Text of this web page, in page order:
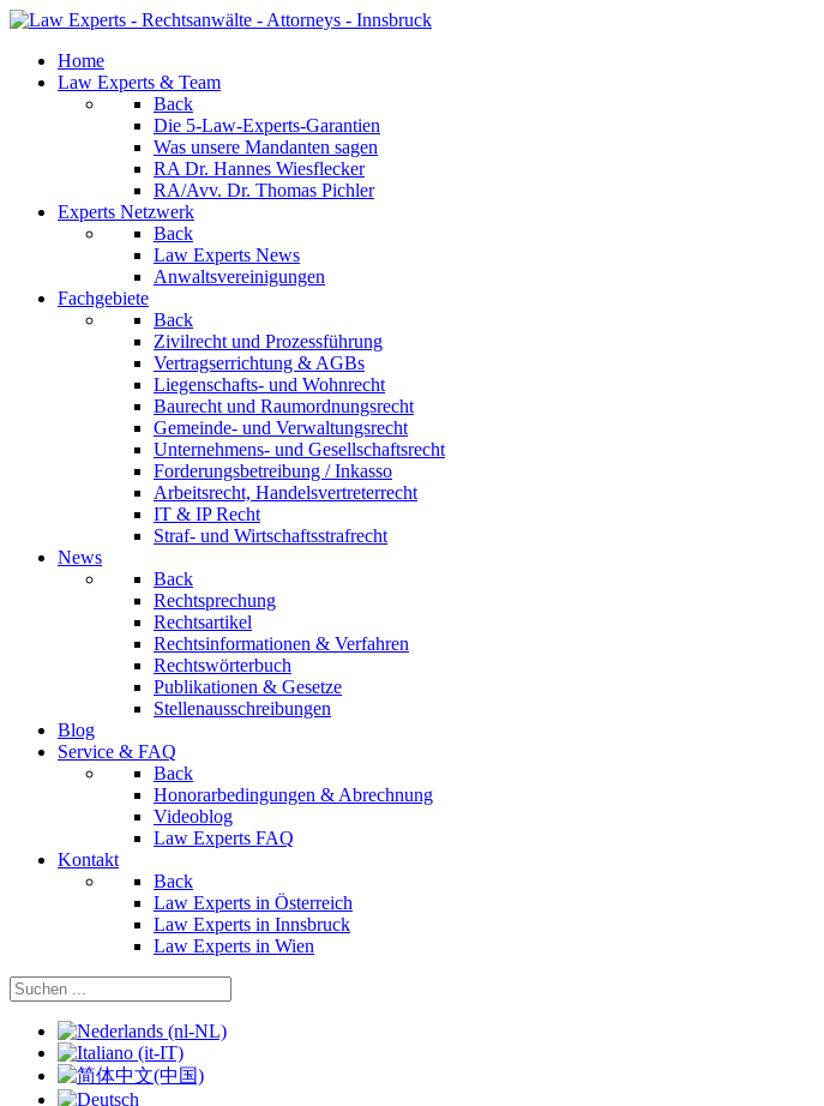
Home
Law Experts & Team
Back
Die 5-Law-Experts-Garantien
Was unsere Mandanten sagen
RA Dr. Hannes Wiesflecker
RA/Avv. Dr. Thomas Pichler
Experts Netzwerk
Back
Law Experts News
Anwaltsvereinigungen
Fachgebiete
Back
Zivilrecht und Prozessführung
Vertragserrichtung & AGBs
Liegenschafts- und Wohnrecht
Baurecht und Raumordnungsrecht
Gemeinde- und Verwaltungsrecht
Unternehmens- und Gesellschaftsrecht
Forderungsbetreibung / Inkasso
Arbeitsrecht, Handelsvertreterrecht
IT & IP Recht
Straf- und Wirtschaftsstrafrecht
News
Back
Rechtsprechung
Rechtsartikel
Rechtsinformationen & Verfahren
Rechtswörterbuch
Publikationen & Gesetze
Stellenausschreibungen
Blog
Service & FAQ
Back
Honorarbedingungen & Abrechnung
Videoblog
Law Experts FAQ
Kontakt
Back
Law Experts in Österreich
Law Experts in Innsbruck
Law Experts in Wien
Sprache auswählen